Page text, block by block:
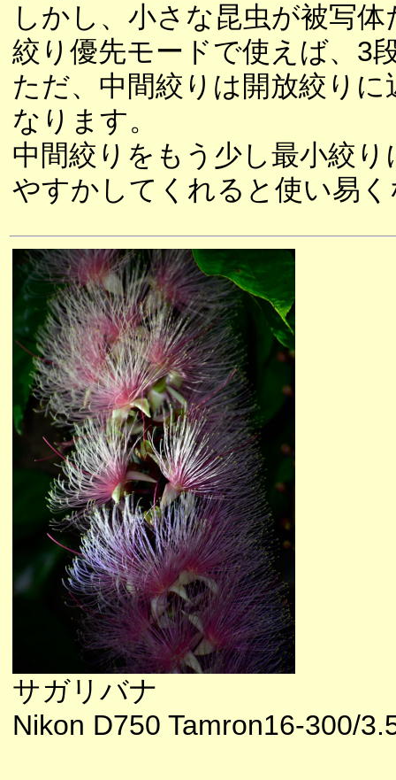
しかし、小さな昆虫が被写
絞り優先モードで使えば、3
ただ、中間絞りは開放絞り
なります。
中間絞りをもう少し最小絞
やすかしてくれると使い易
サガリバナ
Nikon D750 Tamron16-300/